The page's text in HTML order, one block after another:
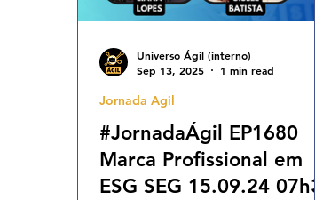
#JornadaÁgil EP1680
Marca Profissional em
ESG SEG 15.09.24 07h31
Jornada Agil
Universo Ágil (interno)
Sep 13, 2025
1 min read